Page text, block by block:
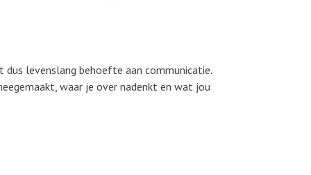
levenslang behoefte aan communicatie.
waar je over nadenkt en wat jou